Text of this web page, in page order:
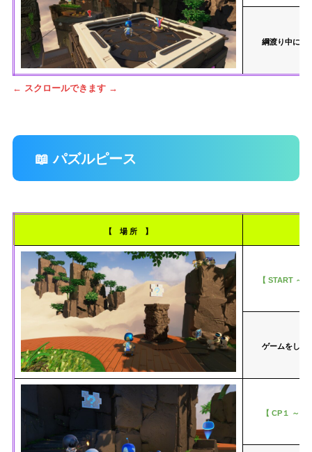
綱渡り中に「
← スクロールできます →
📖 パズルピース
【 場 所 】
【 START ～
ゲームをして
【 CP１ ～